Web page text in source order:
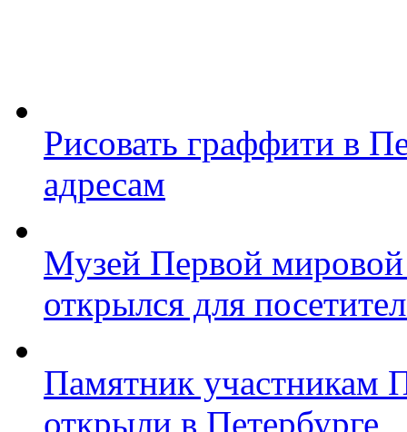
Рисовать граффити в
адресам
Музей Первой
открылся для
Памятник участникам
открыли в Петербурге